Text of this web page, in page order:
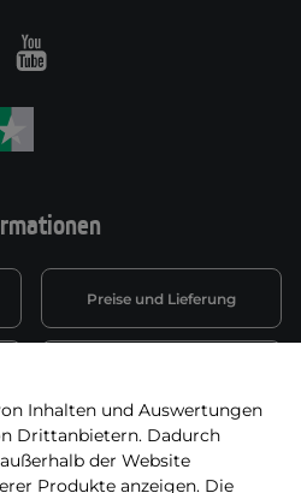
Preise und Lieferung
Batterieentsorgung
Youtube
Inhalten und Auswertungen
Drittanbietern. Dadurch
der Website
Produkte anzeigen. Die